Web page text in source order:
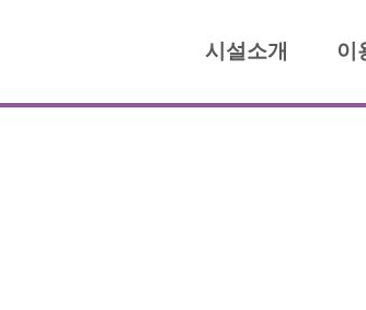
시설소개 이